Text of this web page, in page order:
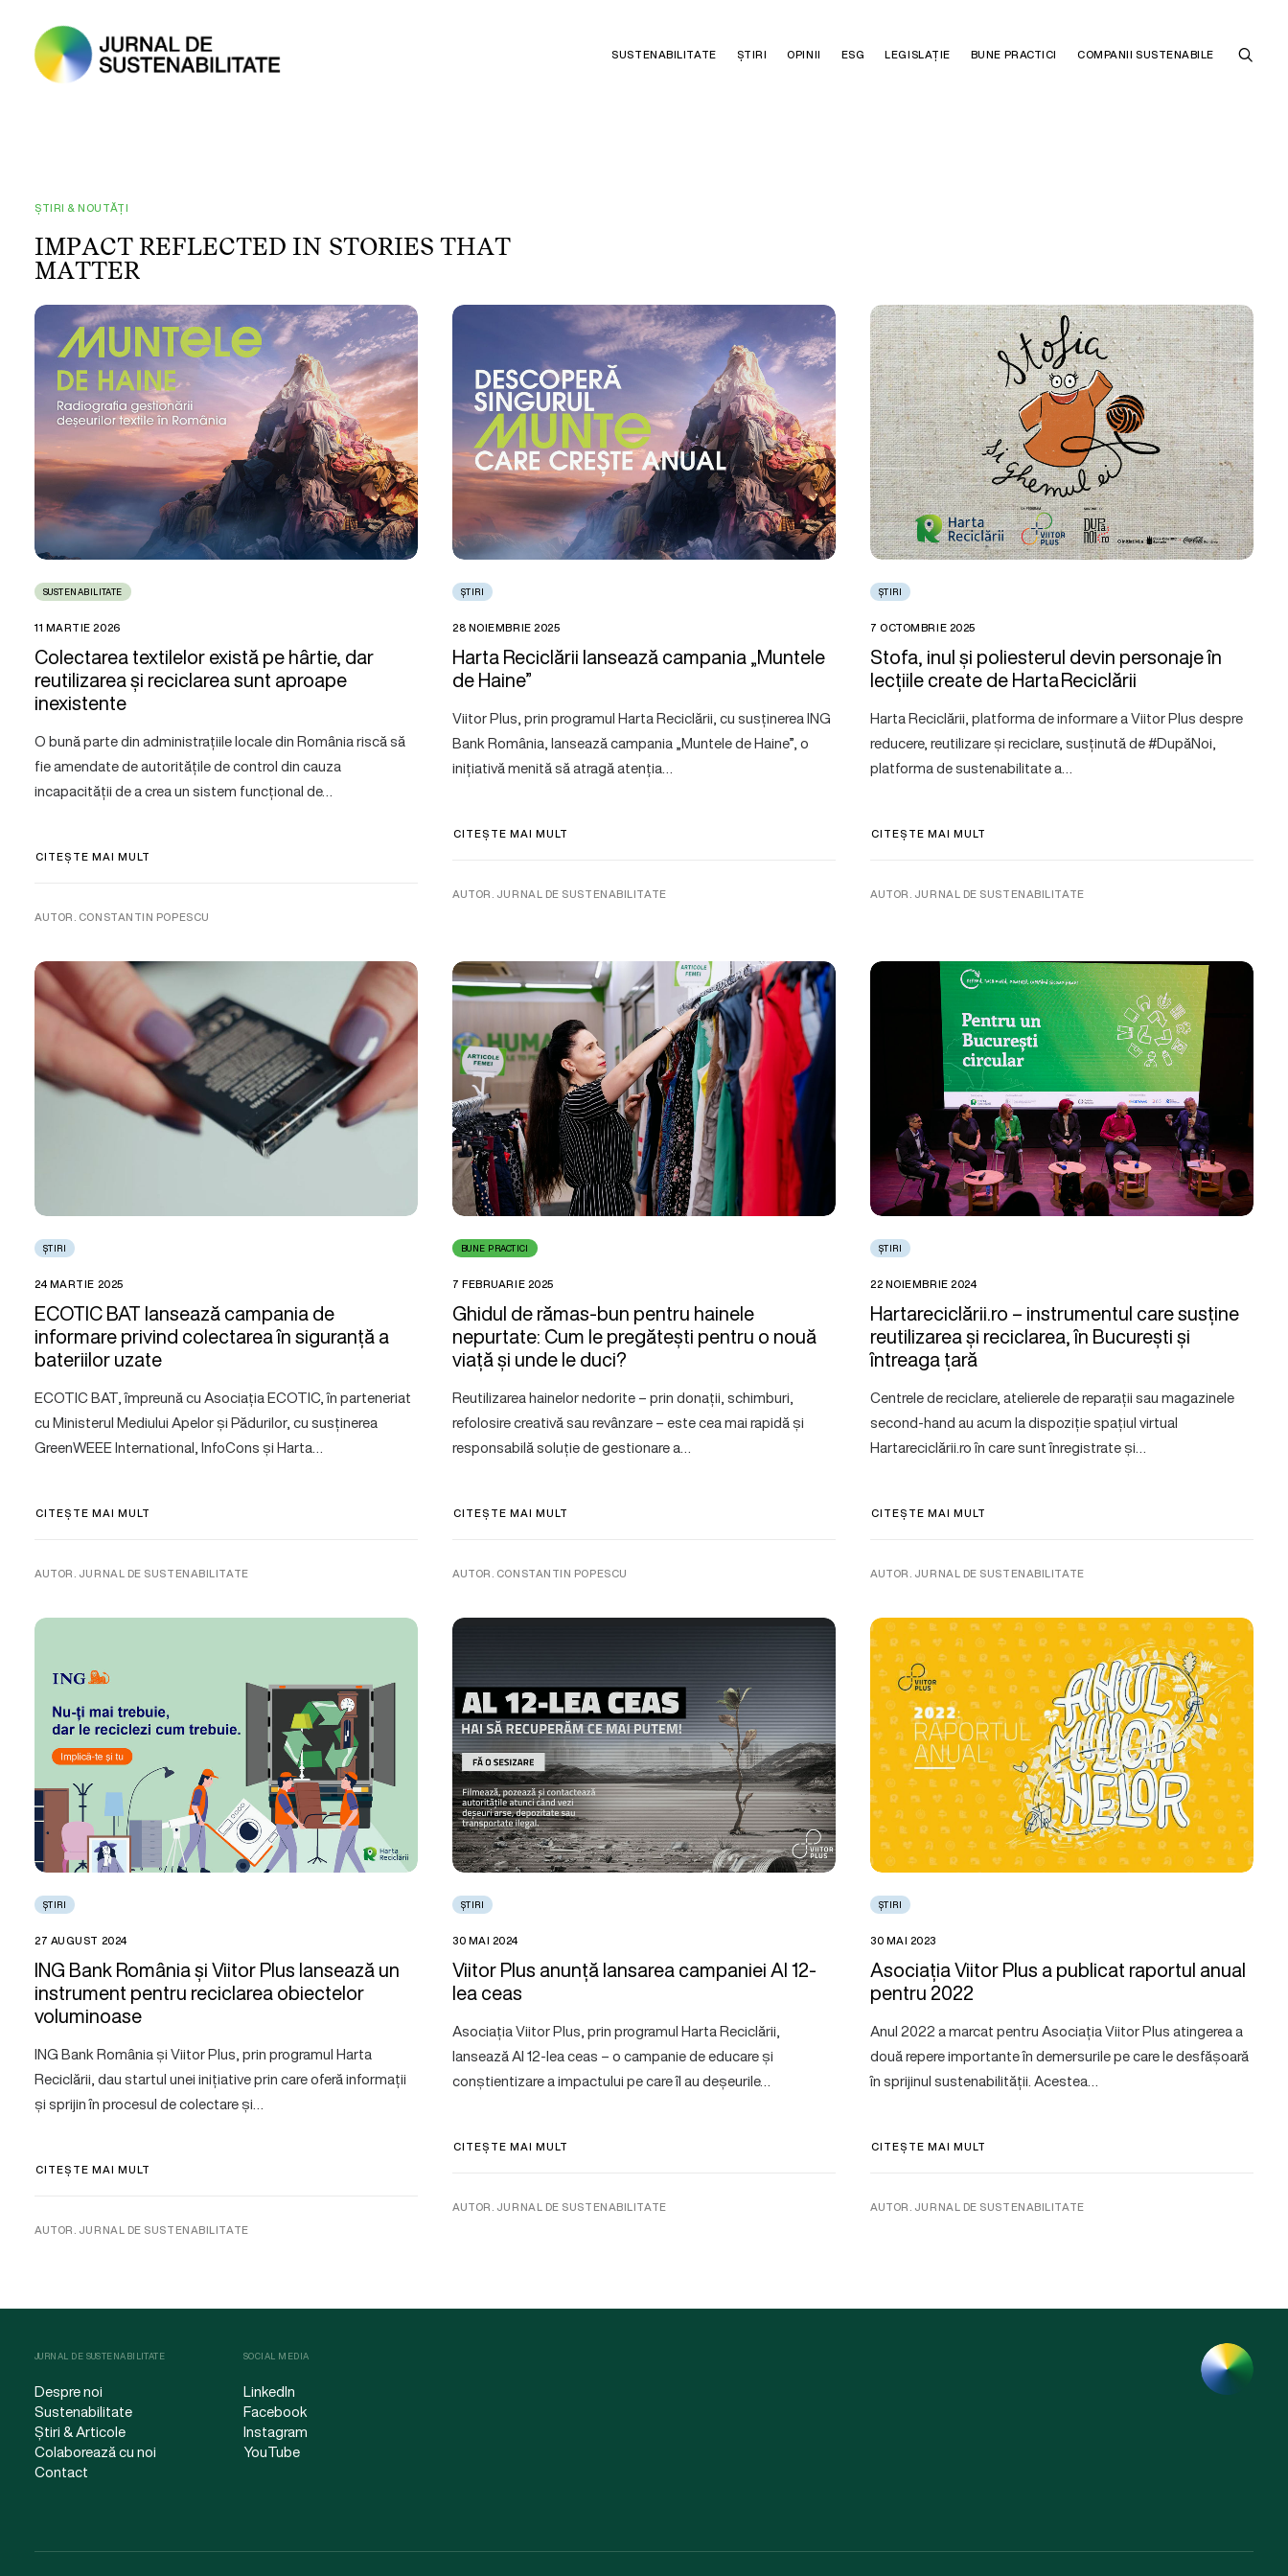
SUSTENABILITATE ȘTIRI OPINII ESG LEGISLAȚIE BUNE PRACTICI COMPANII SUSTENABILE
ȘTIRI & NOUTĂȚI
IMPACT REFLECTED IN STORIES THAT
MATTER
SUSTENABILITATE
11 MARTIE 2026
Colectarea textilelor există pe hârtie, dar
reutilizarea și reciclarea sunt aproape
inexistente
O bună parte din administrațiile locale din România riscă să
fie amendate de autoritățile de control din cauza
incapacității de a crea un sistem funcțional de…
CITEȘTE MAI MULT
AUTOR. CONSTANTIN POPESCU
ȘTIRI
28 NOIEMBRIE 2025
Harta Reciclării lansează campania „Muntele
de Haine”
Viitor Plus, prin programul Harta Reciclării, cu susținerea ING
Bank România, lansează campania „Muntele de Haine”, o
inițiativă menită să atragă atenția…
CITEȘTE MAI MULT
AUTOR. JURNAL DE SUSTENABILITATE
ȘTIRI
7 OCTOMBRIE 2025
Stofa, inul și poliesterul devin personaje în
lecțiile create de Harta Reciclării
Harta Reciclării, platforma de informare a Viitor Plus despre
reducere, reutilizare și reciclare, susținută de #DupăNoi,
platforma de sustenabilitate a…
CITEȘTE MAI MULT
AUTOR. JURNAL DE SUSTENABILITATE
ȘTIRI
24 MARTIE 2025
ECOTIC BAT lansează campania de
informare privind colectarea în siguranță a
bateriilor uzate
ECOTIC BAT, împreună cu Asociația ECOTIC, în parteneriat
cu Ministerul Mediului Apelor și Pădurilor, cu susținerea
GreenWEEE International, InfoCons și Harta…
CITEȘTE MAI MULT
AUTOR. JURNAL DE SUSTENABILITATE
BUNE PRACTICI
7 FEBRUARIE 2025
Ghidul de rămas-bun pentru hainele
nepurtate: Cum le pregătești pentru o nouă
viață și unde le duci?
Reutilizarea hainelor nedorite – prin donații, schimburi,
refolosire creativă sau revânzare – este cea mai rapidă și
responsabilă soluție de gestionare a…
CITEȘTE MAI MULT
AUTOR. CONSTANTIN POPESCU
ȘTIRI
22 NOIEMBRIE 2024
Hartareciclării.ro – instrumentul care susține
reutilizarea și reciclarea, în București și
întreaga țară
Centrele de reciclare, atelierele de reparații sau magazinele
second-hand au acum la dispoziție spațiul virtual
Hartareciclării.ro în care sunt înregistrate și…
CITEȘTE MAI MULT
AUTOR. JURNAL DE SUSTENABILITATE
ȘTIRI
27 AUGUST 2024
ING Bank România și Viitor Plus lansează un
instrument pentru reciclarea obiectelor
voluminoase
ING Bank România și Viitor Plus, prin programul Harta
Reciclării, dau startul unei inițiative prin care oferă informații
și sprijin în procesul de colectare și…
CITEȘTE MAI MULT
AUTOR. JURNAL DE SUSTENABILITATE
ȘTIRI
30 MAI 2024
Viitor Plus anunță lansarea campaniei Al 12-
lea ceas
Asociația Viitor Plus, prin programul Harta Reciclării,
lansează Al 12-lea ceas – o campanie de educare și
conștientizare a impactului pe care îl au deșeurile…
CITEȘTE MAI MULT
AUTOR. JURNAL DE SUSTENABILITATE
ȘTIRI
30 MAI 2023
Asociația Viitor Plus a publicat raportul anual
pentru 2022
Anul 2022 a marcat pentru Asociația Viitor Plus atingerea a
două repere importante în demersurile pe care le desfășoară
în sprijinul sustenabilității. Acestea…
CITEȘTE MAI MULT
AUTOR. JURNAL DE SUSTENABILITATE
JURNAL DE SUSTENABILITATE
Despre noi
Sustenabilitate
Știri & Articole
Colaborează cu noi
Contact
SOCIAL MEDIA
LinkedIn
Facebook
Instagram
YouTube